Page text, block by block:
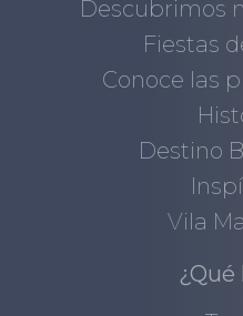
Descubrimos
Fiestas
Conoce las
Destino
Vila
¿Qué